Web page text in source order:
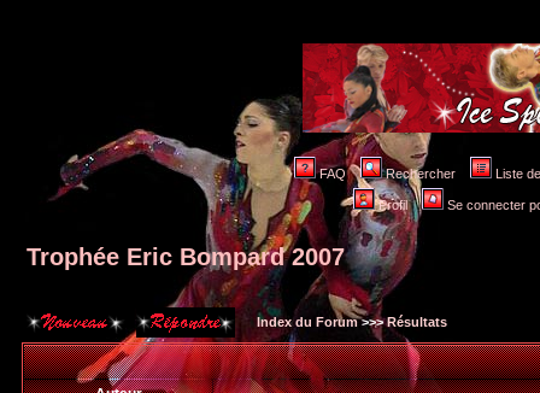
FAQ Rechercher Liste
Profil Se connecter
Trophée Eric Bompard 2007
Index du Forum>>>Résultats